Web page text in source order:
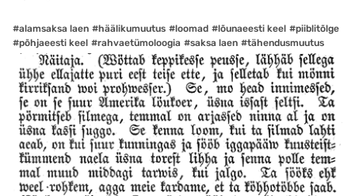
#alamsaksa laen #häälikumuutus #loomad #lõunaeesti keel #piiblitõlge
#põhjaeesti keel #rahvaetümoloogia #saksa laen #tähendusmuutus